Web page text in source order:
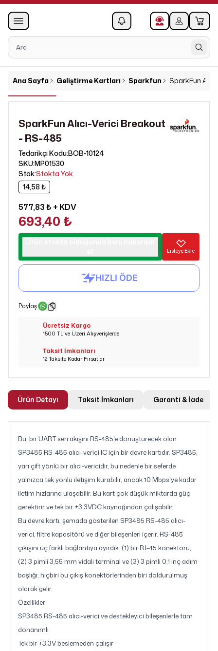
0
Ana Sayfa Geliştirme Kartları Sparkfun SparkFun
SparkFun Alıcı-Verici Breakout
- RS-485
Tedarikçi Kodu:BOB-10124
SKU:MP01530
Stok:Stokta Yok
14,58 ₺
577,83 ₺+ KDV
693,40 ₺
Listeye Ekle
Paylaş:
Ücretsiz Kargo
1500 TL ve Üzeri Alışverişlerde
Taksit İmkanları
12 Taksite Kadar Fırsatlar
Ürün Detayı Taksit İmkanları Garanti & İade
Bu, bir UART seri akışını RS-485'e dönüştürecek olan
SP3485 RS-485 alıcı-verici IC için bir devre kartıdır. SP3485,
yarı çift yönlü bir alıcı-vericidir, bu nedenle bir seferde
yalnızca tek yönlü iletişim kurabilir, ancak 10 Mbps'ye kadar
iletim hızlarına ulaşabilir. Bu kart çok düşük miktarda güç
gerektirir ve tek bir +3.3VDC kaynağından çalışabilir.
Bu devre kartı, şemada gösterilen SP3485 RS-485 alıcı-
verici, filtre kapasitörü ve diğer bileşenleri içerir. RS-485
çıkışını üç farklı bağlantıya ayırdık: (1) bir RJ-45 konektörü,
(2) 3 pimli 3,55 mm vidalı terminal ve (3) 3 pimli 0,1 inç adım
başlığı; hiçbiri bu çıkış konektörlerinden biri doldurulmuş
olarak gelir.
Özellikler
SP3485 RS-485 alıcı-verici ve destekleyici bileşenlerle tam
donanımlı
Tek bir +3.3V beslemeden çalışır